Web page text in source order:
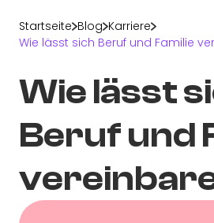
Startseite Blog Karriere
Wie lässt sich Beruf und Familie
Wie lässt
Beruf und